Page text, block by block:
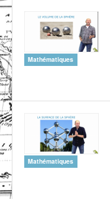
Mathématiques
Mathématiques